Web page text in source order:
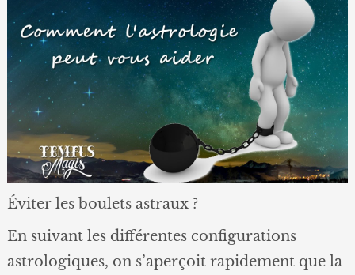
Éviter les boulets astraux ?
En suivant les différentes configurations
astrologiques, on s’aperçoit rapidement que la